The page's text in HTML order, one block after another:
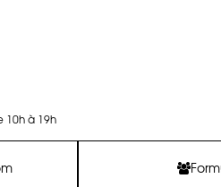
10h à 19h